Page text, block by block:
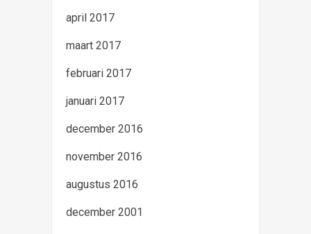
april 2017
maart 2017
februari 2017
januari 2017
december 2016
november 2016
augustus 2016
december 2001